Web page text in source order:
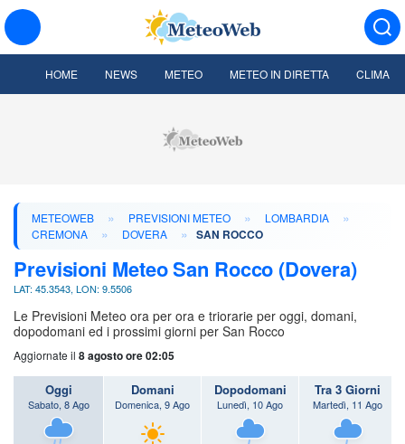
HOME NEWS METEO METEO IN DIRETTA CLIMA
METEOWEB » PREVISIONI METEO » LOMBARDIA »
CREMONA » DOVERA » SAN ROCCO
Previsioni Meteo San Rocco (Dovera)
LAT: 45.3543, LON: 9.5506
Le Previsioni Meteo ora per ora e triorarie per oggi, domani,
dopodomani ed i prossimi giorni per San Rocco
Aggiornate il 8 agosto ore 02:05
Oggi
Sabato, 8 Ago
Domani
Domenica, 9 Ago
Dopodomani
Lunedì, 10 Ago
Tra 3 Giorni
Martedì, 11 Ago